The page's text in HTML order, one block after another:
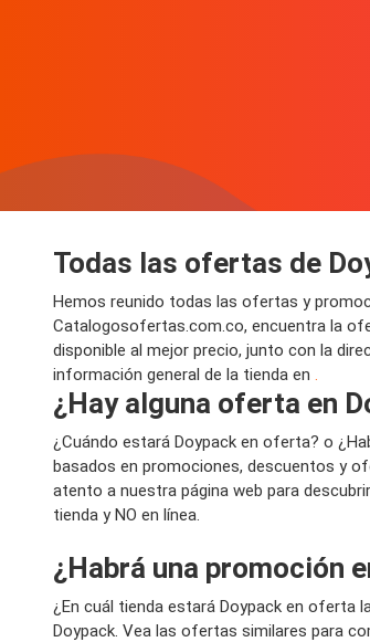
Todas las ofertas de
Hemos reunido todas las ofertas y
Catalogosofertas.com.co, encuentra la
disponible al mejor precio, junto con la
información general de la tienda en
¿Hay alguna oferta en
¿Cuándo estará Doypack en oferta? o
basados en promociones, descuentos y
atento a nuestra página web para
tienda y NO en línea.
¿Habrá una promoción
¿En cuál tienda estará Doypack en oferta
Doypack. Vea las ofertas similares para